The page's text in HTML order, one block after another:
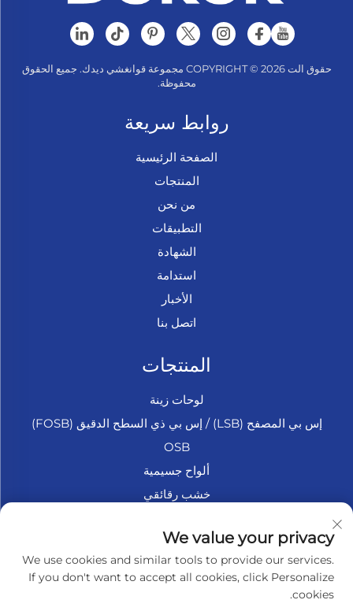
حقوق الت COPYRIGHT © 2026 مجموعة قوانغشي ديدك. جميع الحقوق
محفوظة.
روابط سريعة
الصفحة الرئيسية
المنتجات
من نحن
التطبيقات
الشهادة
استدامة
الأخبار
اتصل بنا
المنتجات
لوحات زينة
إس بي المصفح (LSB) / إس بي ذي السطح الدقيق (FOSB)
OSB
ألواح جسيمية
خشب رقائقي
فايبر بورد
إكسسوارات
We value your privacy
We use cookies and similar tools to provide our services.
If you don't want to accept all cookies, click Personalize
cookies.